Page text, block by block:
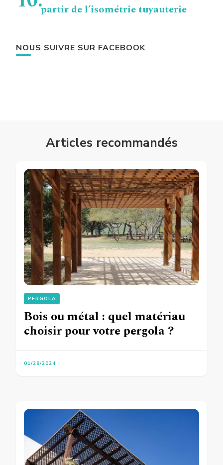
partir de l’isométrie tuyauterie
NOUS SUIVRE SUR FACEBOOK
Articles recommandés
PERGOLA
Bois ou métal : quel matériau
choisir pour votre pergola ?
01/28/2024